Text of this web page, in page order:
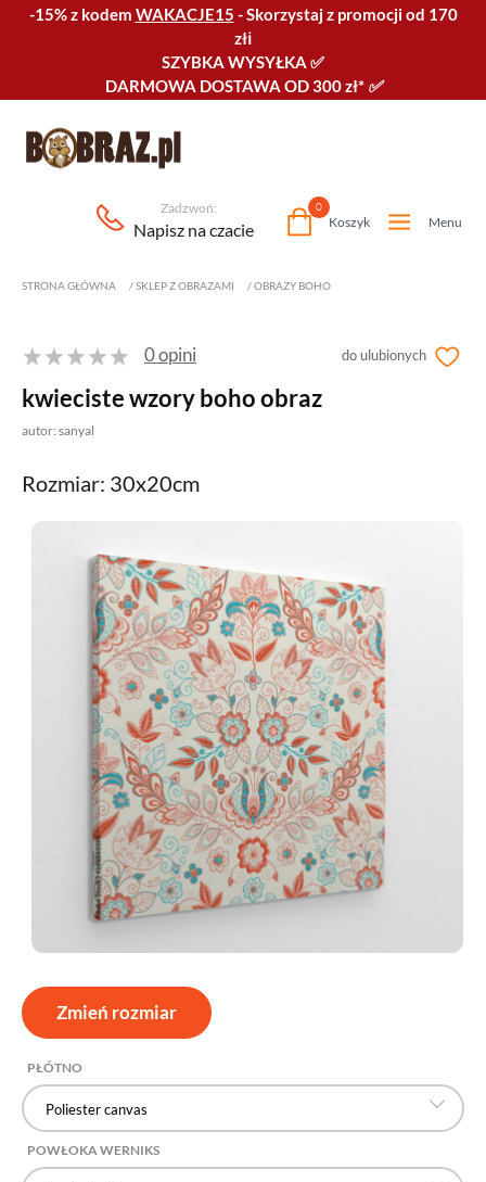
-15% z kodem WAKACJE15 -Skorzystaj z promocji od 170
złℹ️
SZYBKA WYSYŁKA ✅
DARMOWA DOSTAWA OD 300 zł* ✅
Zadzwoń:
Napisz na czacie Koszyk
0
Menu
STRONA GŁÓWNA /SKLEP Z OBRAZAMI /OBRAZY BOHO
do ulubionych
0 opini
kwieciste wzory boho obraz
autor: sanyal
Rozmiar: 30x20cm
Zmień rozmiar
PŁÓTNO
Poliester canvas
POWŁOKA WERNIKS